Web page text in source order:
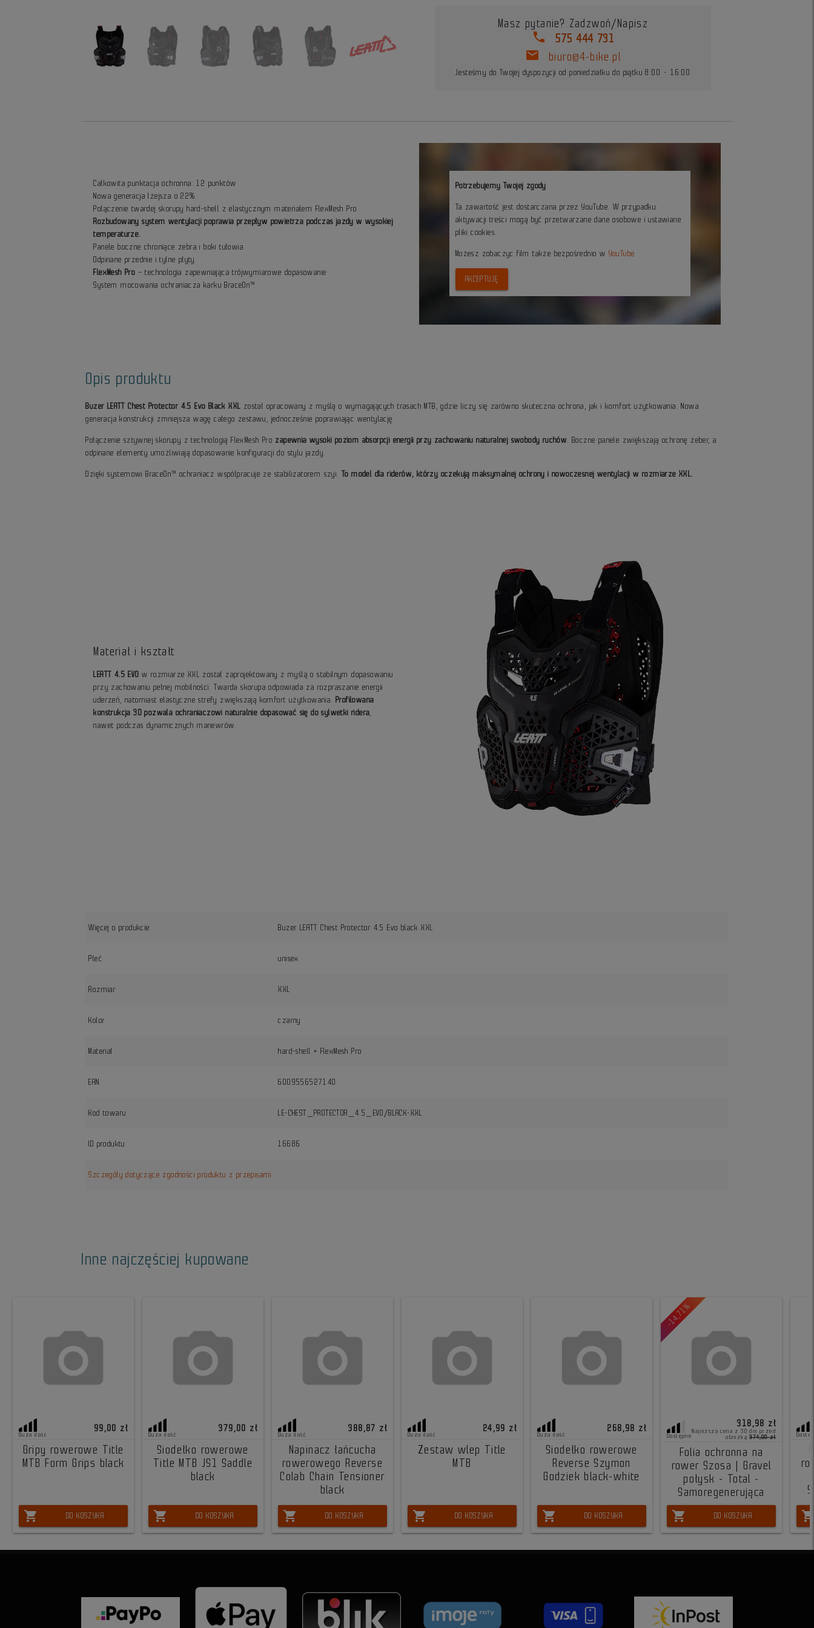
Masz pytanie? Zadzwoń/Napisz
phone 575 444 731
mail biuro@4-bike.pl
Jesteśmy do Twojej dyspozycji od poniedziałku do piątku 8:00 - 16:00
Całkowita punktacja ochronna: 12 punktów
Nowa generacja lżejsza o 22%
Połączenie twardej skorupy hard-shell z elastycznym materiałem FlexMesh Pro
Rozbudowany system wentylacji poprawia przepływ powietrza podczas jazdy w wysokiej
temperaturze.
Panele boczne chroniące żebra i boki tułowia
Odpinane przednie i tylne płyty
FlexMesh Pro – technologia zapewniająca trójwymiarowe dopasowanie
System mocowania ochraniacza karku BraceOn™
Potrzebujemy Twojej zgody
Ta zawartość jest dostarczana przez YouTube. W przypadku
aktywacji treści mogą być przetwarzane dane osobowe i ustawiane
pliki cookies.
Możesz zobaczyc film także bezpośrednio w YouTube
AKCEPTUJĘ
Opis produktu
Buzer LEATT Chest Protector 4.5 Evo Black XXL został opracowany z myślą o wymagających trasach MTB, gdzie liczy się zarówno skuteczna ochrona, jak i komfort użytkowania. Nowa
generacja konstrukcji zmniejsza wagę całego zestawu, jednocześnie poprawiając wentylację.
Połączenie sztywnej skorupy z technologią FlexMesh Pro zapewnia wysoki poziom absorpcji energii przy zachowaniu naturalnej swobody ruchów . Boczne panele zwiększają ochronę żeber, a
odpinane elementy umożliwiają dopasowanie konfiguracji do stylu jazdy.
Dzięki systemowi BraceOn™ ochraniacz współpracuje ze stabilizatorem szyi.To model dla riderów, którzy oczekują maksymalnej ochrony i nowoczesnej wentylacji w rozmiarze XXL.
Materiał i kształt
LEATT 4.5 EVO w rozmiarze XXL został zaprojektowany z myślą o stabilnym dopasowaniu
przy zachowaniu pełnej mobilności. Twarda skorupa odpowiada za rozpraszanie energii
uderzeń, natomiast elastyczne strefy zwiększają komfort użytkowania. Profilowana
konstrukcja 3D pozwala ochraniaczowi naturalnie dopasować się do sylwetki ridera,
nawet podczas dynamicznych manewrów.
Więcej o produkcie Buzer LEATT Chest Protector 4.5 Evo black XXL
Płeć unisex
Rozmiar XXL
Kolor czarny
Materiał hard-shell + FlexMesh Pro
EAN 6009556527140
Kod towaru LE-CHEST_PROTECTOR_4.5_EVO/BLACK-XXL
ID produktu 16686
Szczegóły dotyczące zgodności produktu z przepisami
Inne najczęściej kupowane
Duża ilość
99,00 zł
Gripy rowerowe Title
MTB Form Grips black
shopping_cart DO KOSZYKA
Duża ilość
379,00 zł
Siodełko rowerowe
Title MTB JS1 Saddle
black
shopping_cart DO KOSZYKA
Duża ilość
388,87 zł
Napinacz łańcucha
rowerowego Reverse
Colab Chain Tensioner
black
shopping_cart DO KOSZYKA
Duża ilość
24,99 zł
Zestaw wlep Title
MTB
shopping_cart DO KOSZYKA
Duża ilość
268,98 zł
Siodełko rowerowe
Reverse Szymon
Godziek black-white
shopping_cart DO KOSZYKA
-14,71%
Dostępne
Najniższa cena z 30 dni przed
obniżką374,00 zł
318,98 zł
Folia ochronna na
rower Szosa | Gravel
połysk - Total -
Samoregenerująca
shopping_cart DO KOSZYKA